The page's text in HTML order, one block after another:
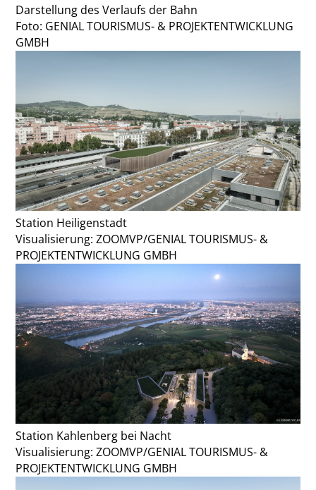
Darstellung des Verlaufs der Bahn
Foto: GENIAL TOURISMUS- & PROJEKTENTWICKLUNG
GMBH
Station Heiligenstadt
Visualisierung: ZOOMVP/GENIAL TOURISMUS- &
PROJEKTENTWICKLUNG GMBH
Station Kahlenberg bei Nacht
Visualisierung: ZOOMVP/GENIAL TOURISMUS- &
PROJEKTENTWICKLUNG GMBH